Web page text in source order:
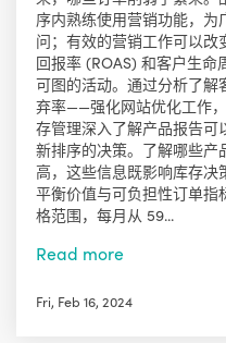
序内熟练使用营销功能，
问；有效的营销工作可以
回报率 (ROAS) 和客户生命
可图的活动。通过分析了
弃率——强化网站优化工作
存管理深入了解产品报告可
新排序的决策。了解哪些产
高，这些信息既影响库存决
平衡价值与可负担性订单
格范围，每月从 59...
Read more
Fri, Feb 16, 2024